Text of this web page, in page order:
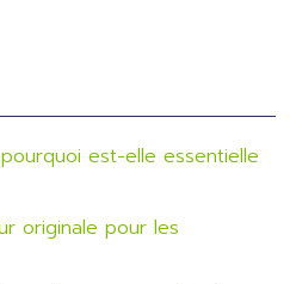
est-elle essentielle
originale pour les